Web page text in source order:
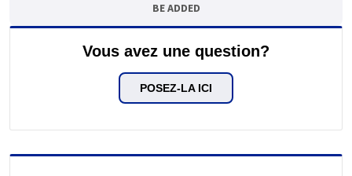
BE ADDED
Vous avez une question?
POSEZ-LA ICI